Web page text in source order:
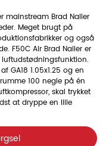
mainstream Brad Nailer
Meget brugt på
og også
F50C Air Brad Nailer er
GA18 1.05x1.25 og en
100 negle på én
skal trykket
at dryppe en lille